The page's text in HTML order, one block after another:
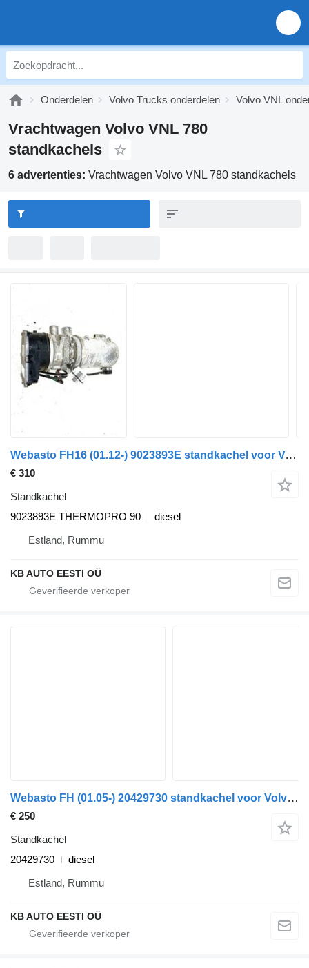
Onderdelen Volvo Trucks onderdelen Volvo VNL
Vrachtwagen Volvo VNL 780
standkachels
6 advertenties: Vrachtwagen Volvo VNL 780 standkachels
Webasto FH16 (01.12-) 9023893E standkachel voor Volvo FH12, FH16, NH12, FH, VNL780 (1993-2014) vrachtwagen
€ 310
Standkachel
9023893E THERMOPRO 90
diesel
Estland, Rummu
KB AUTO EESTI OÜ
Webasto FH (01.05-) 20429730 standkachel voor Volvo FH12, FH16, NH12, FH, VNL780 (1993-2014) vrachtwagen
€ 250
Standkachel
20429730
diesel
Estland, Rummu
KB AUTO EESTI OÜ